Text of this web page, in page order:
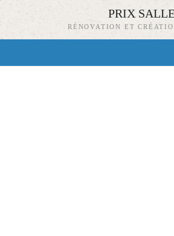
PRIX
RÉNOVATION ET